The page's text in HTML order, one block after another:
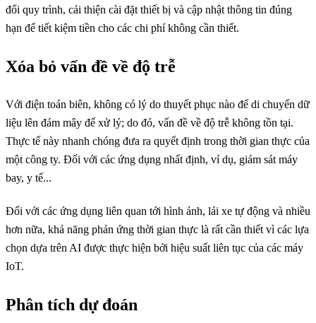
đổi quy trình, cải thiện cài đặt thiết bị và cập nhật thông tin đúng
hạn để tiết kiệm tiền cho các chi phí không cần thiết.
Xóa bỏ vấn đề về độ trễ
Với điện toán biên, không có lý do thuyết phục nào để di chuyển dữ
liệu lên đám mây để xử lý; do đó, vấn đề về độ trễ không tồn tại.
Thực tế này nhanh chóng đưa ra quyết định trong thời gian thực của
một công ty. Đối với các ứng dụng nhất định, ví dụ, giám sát máy
bay, y tế...
Đối với các ứng dụng liên quan tới hình ảnh, lái xe tự động và nhiều
hơn nữa, khả năng phản ứng thời gian thực là rất cần thiết vì các lựa
chọn dựa trên AI được thực hiện bởi hiệu suất liên tục của các máy
IoT.
Phân tích dự đoán